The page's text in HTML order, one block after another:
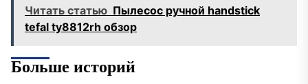
Читать статью Пылесос ручной handstick
tefal ty8812rh обзор
Больше историй